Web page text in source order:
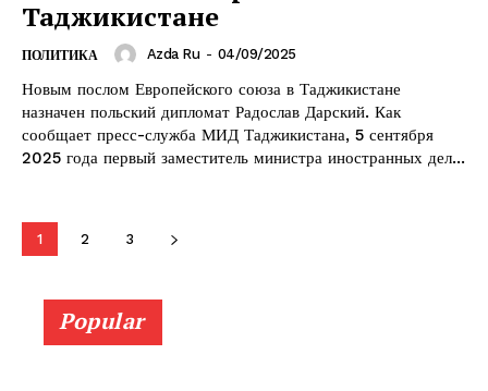
Таджикистане
ПОЛИТИКА Azda Ru - 04/09/2025
Новым послом Европейского союза в Таджикистане
назначен польский дипломат Радослав Дарский. Как
сообщает пресс-служба МИД Таджикистана, 5 сентября
2025 года первый заместитель министра иностранных дел...
1 2 3
Popular